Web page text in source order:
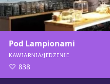
Pod Lampionami
KAWIARNIA/JEDZENIE
838